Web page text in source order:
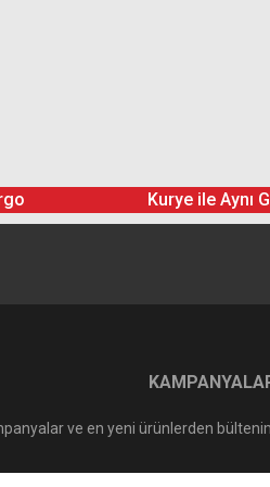
Kurye ile Aynı
ve en yeni ürünlerden